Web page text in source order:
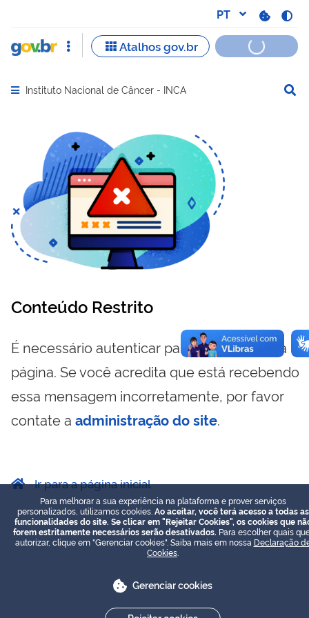
Abrir menu principal de navegação
Instituto Nacional de Câncer - INCA
Conteúdo Restrito
É necessário autenticar para visualizar essa
página. Se você acredita que está recebendo
essa mensagem incorretamente, por favor
contate a administração do site.
Ir para a página inicial
Para melhorar a sua experiência na plataforma e prover serviços
personalizados, utilizamos cookies. Ao aceitar, você terá acesso a todas as
funcionalidades do site. Se clicar em "Rejeitar Cookies", os cookies que
forem estritamente necessários serão desativados. Para escolher quais
autorizar, clique em "Gerenciar cookies". Saiba mais em nossa Declaração
Cookies
Gerenciar cookies